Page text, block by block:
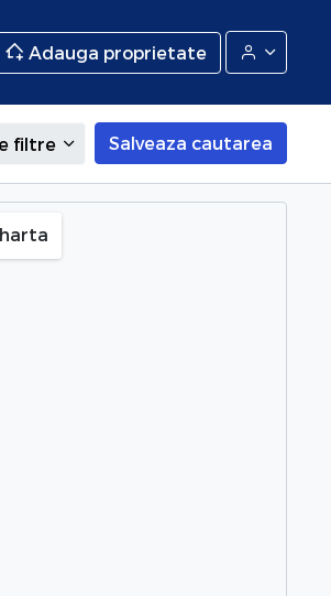
Adauga proprietate
filtre Salveaza cautarea